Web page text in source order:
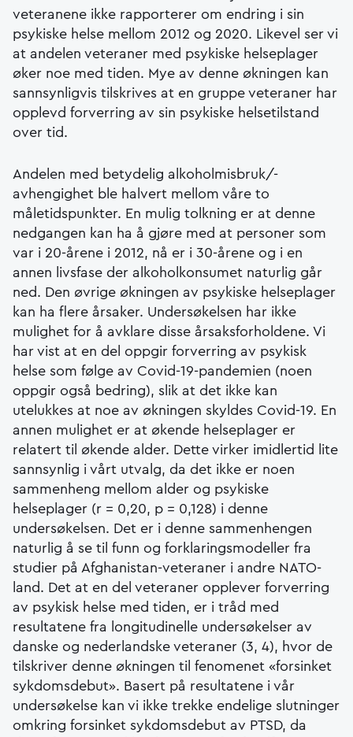
veteranene ikke rapporterer om endring i sin
psykiske helse mellom 2012 og 2020. Likevel ser vi
at andelen veteraner med psykiske helseplager
øker noe med tiden. Mye av denne økningen kan
sannsynligvis tilskrives at en gruppe veteraner har
opplevd forverring av sin psykiske helsetilstand
over tid.
Andelen med betydelig alkoholmisbruk/-
avhengighet ble halvert mellom våre to
måletidspunkter. En mulig tolkning er at denne
nedgangen kan ha å gjøre med at personer som
var i 20-årene i 2012, nå er i 30-årene og i en
annen livsfase der alkoholkonsumet naturlig går
ned. Den øvrige økningen av psykiske helseplager
kan ha flere årsaker. Undersøkelsen har ikke
mulighet for å avklare disse årsaksforholdene. Vi
har vist at en del oppgir forverring av psykisk
helse som følge av Covid-19-pandemien (noen
oppgir også bedring), slik at det ikke kan
utelukkes at noe av økningen skyldes Covid-19. En
annen mulighet er at økende helseplager er
relatert til økende alder. Dette virker imidlertid lite
sannsynlig i vårt utvalg, da det ikke er noen
sammenheng mellom alder og psykiske
helseplager (r = 0,20, p = 0,128) i denne
undersøkelsen. Det er i denne sammenhengen
naturlig å se til funn og forklaringsmodeller fra
studier på Afghanistan-veteraner i andre NATO-
land. Det at en del veteraner opplever forverring
av psykisk helse med tiden, er i tråd med
resultatene fra longitudinelle undersøkelser av
danske og nederlandske veteraner (3, 4), hvor de
tilskriver denne økningen til fenomenet «forsinket
sykdomsdebut». Basert på resultatene i vår
undersøkelse kan vi ikke trekke endelige slutninger
omkring forsinket sykdomsdebut av PTSD, da